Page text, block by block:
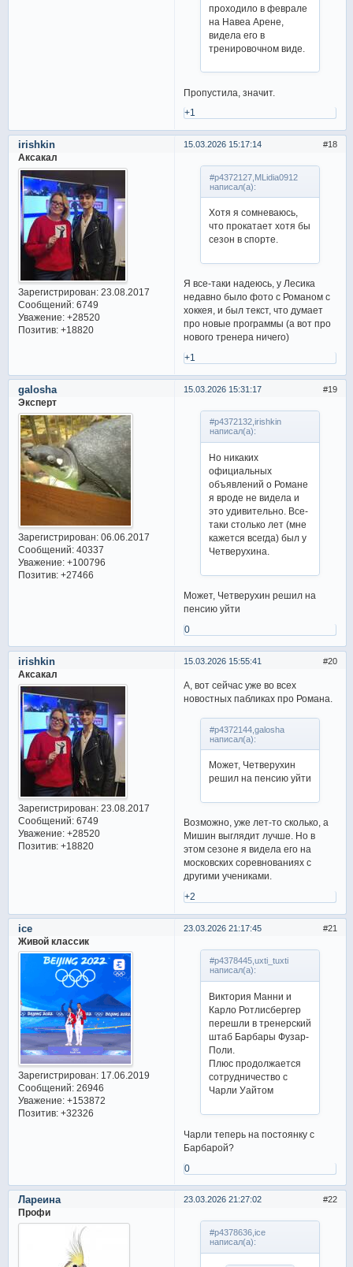
проходило в феврале
на Навеа Арене,
видела его в
тренировочном виде.
Пропустила, значит.
+1
18
15.03.2026 15:17:14
irishkin
Аксакал
Зарегистрирован: 23.08.2017
Сообщений:6749
Уважение: +28520
Позитив: +18820
#p4372127,MLidia0912
написал(а):
Хотя я сомневаюсь,
что прокатает хотя бы
сезон в спорте.
Я все-таки надеюсь, у Лесика
недавно было фото с Романом с
хоккея, и был текст, что думает
про новые программы (а вот про
нового тренера ничего)
+1
19
15.03.2026 15:31:17
galosha
Эксперт
Зарегистрирован: 06.06.2017
Сообщений:40337
Уважение: +100796
Позитив: +27466
#p4372132,irishkin
написал(а):
Но никаких
официальных
объявлений о Романе
я вроде не видела и
это удивительно. Все-
таки столько лет (мне
кажется всегда) был у
Четверухина.
Может, Четверухин решил на
пенсию уйти
0
20
15.03.2026 15:55:41
irishkin
Аксакал
Зарегистрирован: 23.08.2017
Сообщений:6749
Уважение: +28520
Позитив: +18820
А, вот сейчас уже во всех
новостных пабликах про Романа.
#p4372144,galosha
написал(а):
Может, Четверухин
решил на пенсию уйти
Возможно, уже лет-то сколько, а
Мишин выглядит лучше. Но в
этом сезоне я видела его на
московских соревнованиях с
другими учениками.
+2
21
23.03.2026 21:17:45
ice
Живой классик
Зарегистрирован: 17.06.2019
Сообщений:26946
Уважение: +153872
Позитив: +32326
#p4378445,uxti_tuxti
написал(а):
Виктория Манни и
Карло Ротлисбергер
перешли в тренерский
штаб Барбары Фузар-
Поли.
Плюс продолжается
сотрудничество с
Чарли Уайтом
Чарли теперь на постоянку с
Барбарой?
0
22
23.03.2026 21:27:02
Лареина
Профи
#p4378636,ice
написал(а):